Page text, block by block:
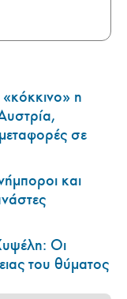
η
σε
και
Οι
του θύματος